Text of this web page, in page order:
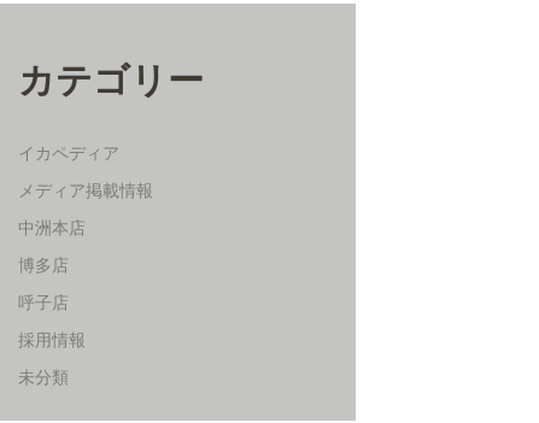
カテゴリー
イカペディア
メディア掲載情報
中洲本店
博多店
呼子店
採用情報
未分類